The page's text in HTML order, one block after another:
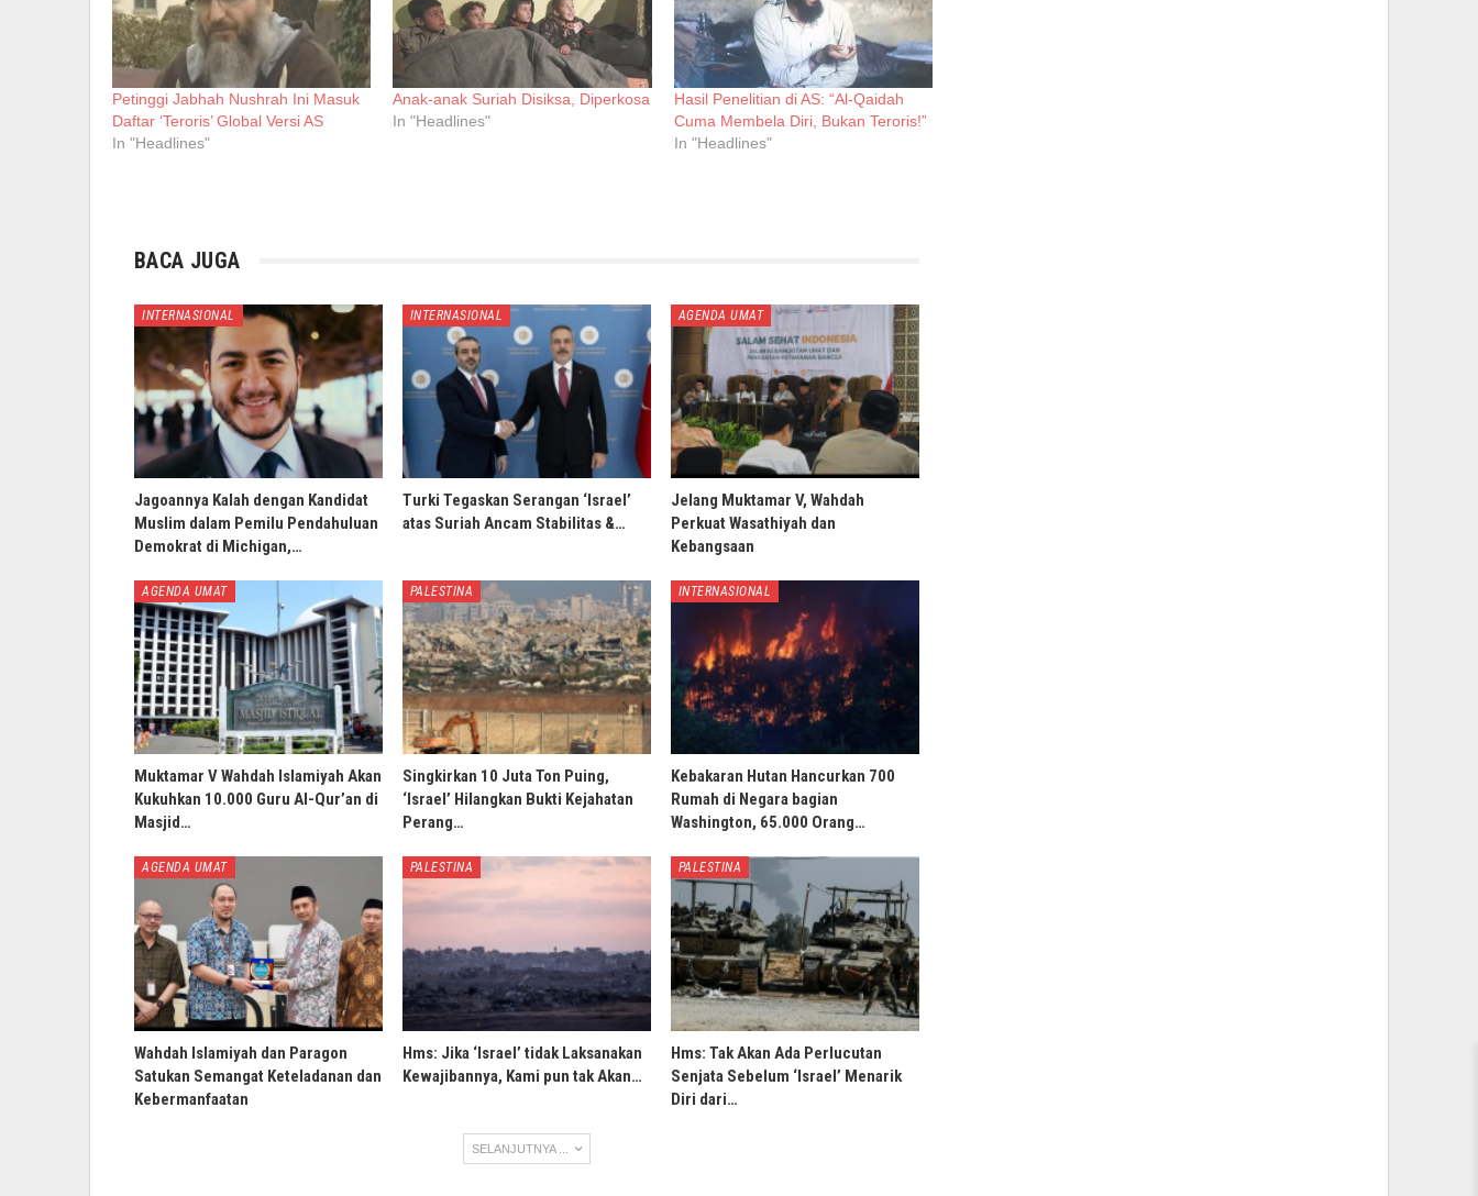
Petinggi Jabhah Nushrah Ini Masuk
Daftar ‘Teroris’ Global Versi AS
In "Headlines"
Anak-anak Suriah Disiksa, Diperkosa
In "Headlines"
Hasil Penelitian di AS: “Al-Qaidah
Cuma Membela Diri, Bukan Teroris!”
In "Headlines"
BACA JUGA
INTERNASIONAL
Jagoannya Kalah dengan Kandidat
Muslim dalam Pemilu Pendahuluan
Demokrat di Michigan,…
INTERNASIONAL
Turki Tegaskan Serangan ‘Israel’
atas Suriah Ancam Stabilitas &…
AGENDA UMAT
Jelang Muktamar V, Wahdah
Perkuat Wasathiyah dan
Kebangsaan
AGENDA UMAT
Muktamar V Wahdah Islamiyah Akan
Kukuhkan 10.000 Guru Al-Qur’an di
Masjid…
PALESTINA
Singkirkan 10 Juta Ton Puing,
‘Israel’ Hilangkan Bukti Kejahatan
Perang…
INTERNASIONAL
Kebakaran Hutan Hancurkan 700
Rumah di Negara bagian
Washington, 65.000 Orang…
AGENDA UMAT
Wahdah Islamiyah dan Paragon
Satukan Semangat Keteladanan dan
Kebermanfaatan
PALESTINA
Hms: Jika ‘Israel’ tidak Laksanakan
Kewajibannya, Kami pun tak Akan…
PALESTINA
Hms: Tak Akan Ada Perlucutan
Senjata Sebelum ‘Israel’ Menarik
Diri dari…
SELANJUTNYA ...